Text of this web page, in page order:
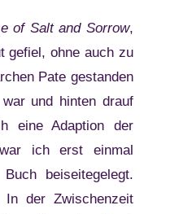
of Salt and Sorrow,
gefiel, ohne auch zu
Pate gestanden
und hinten drauf
eine Adaption der
ich erst einmal
beiseitegelegt.
der Zwischenzeit